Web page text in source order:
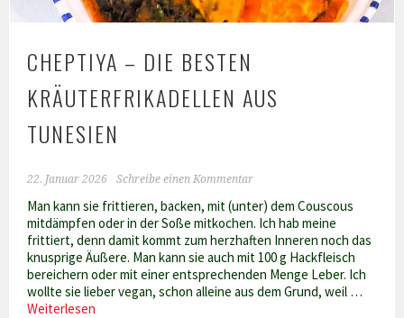
CHEPTIYA – DIE BESTEN
KRÄUTERFRIKADELLEN AUS
TUNESIEN
22. Januar 2026 Schreibe einen Kommentar
Man kann sie frittieren, backen, mit (unter) dem Couscous
mitdämpfen oder in der Soße mitkochen. Ich hab meine
frittiert, denn damit kommt zum herzhaften Inneren noch das
knusprige Äußere. Man kann sie auch mit 100 g Hackfleisch
bereichern oder mit einer entsprechenden Menge Leber. Ich
wollte sie lieber vegan, schon alleine aus dem Grund, weil …
Weiterlesen